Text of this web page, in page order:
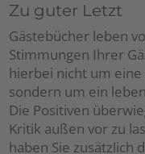
Zu guter Letzt
Gästebücher leben
Stimmungen Ihrer
hierbei nicht um
sondern um ein
Die Positiven
Kritik außen vor zu
haben Sie zusätzlich